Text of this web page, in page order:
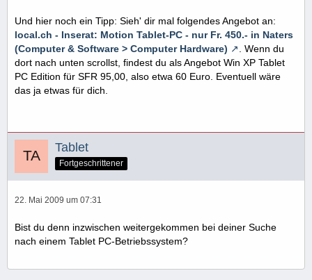
Und hier noch ein Tipp: Sieh' dir mal folgendes Angebot an:
local.ch - Inserat: Motion Tablet-PC - nur Fr. 450.- in Naters
(Computer & Software > Computer Hardware)
. Wenn du
dort nach unten scrollst, findest du als Angebot Win XP Tablet
PC Edition für SFR 95,00, also etwa 60 Euro. Eventuell wäre
das ja etwas für dich.
Tablet
Fortgeschrittener
22. Mai 2009 um 07:31
Bist du denn inzwischen weitergekommen bei deiner Suche
nach einem Tablet PC-Betriebssystem?